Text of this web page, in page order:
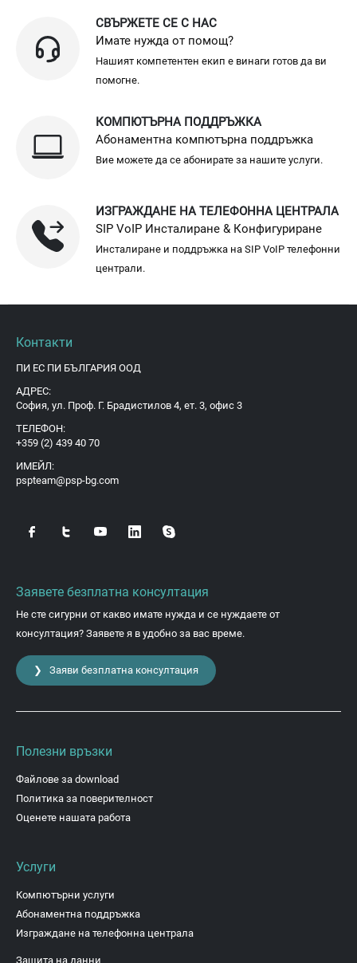
СВЪРЖЕТЕ СЕ С НАС
Имате нужда от помощ?
Нашият компетентен екип е винаги готов да ви
помогне.
КОМПЮТЪРНА ПОДДРЪЖКА
Абонаментна компютърна поддръжка
Вие можете да се абонирате за нашите услуги.
ИЗГРАЖДАНЕ НА ТЕЛЕФОННА ЦЕНТРАЛА
SIP VoIP Инсталиране & Конфигуриране
Инсталиране и поддръжка на SIP VoIP телефонни
централи.
Контакти
ПИ ЕС ПИ БЪЛГАРИЯ ООД
АДРЕС:
София, ул. Проф. Г. Брадистилов 4, ет. 3, офис 3
ТЕЛЕФОН:
+359 (2) 439 40 70
ИМЕЙЛ:
pspteam@psp-bg.com
Заявете безплатна консултация
Не сте сигурни от какво имате нужда и се нуждаете от
консултация? Заявете я в удобно за вас време.
❯ Заяви безплатна консултация
Полезни връзки
Файлове за download
Политика за поверителност
Оценете нашата работа
Услуги
Компютърни услуги
Абонаментна поддръжка
Изграждане на телефонна централа
Защита на данни